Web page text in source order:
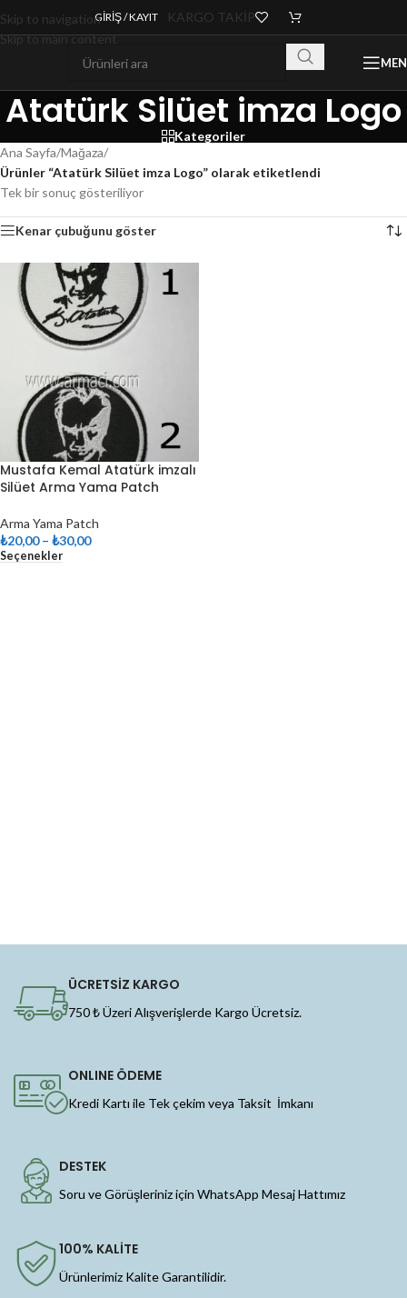
Skip to navigation
Skip to main content
GIRIŞ / KAYIT KARGO TAKİP
Atatürk Silüet imza Logo
Kategoriler
Ana Sayfa/Mağaza/
Ürünler “Atatürk Silüet imza Logo” olarak etiketlendi
Tek bir sonuç gösteriliyor
Kenar çubuğunu göster
Mustafa Kemal Atatürk imzalı
Silüet Arma Yama Patch
Arma Yama Patch
₺20,00 – ₺30,00
Seçenekler
ÜCRETSİZ KARGO
750 ₺ Üzeri Alışverişlerde Kargo Ücretsiz.
ONLINE ÖDEME
Kredi Kartı ile Tek çekim veya Taksit İmkanı
DESTEK
Soru ve Görüşleriniz için WhatsApp Mesaj Hattımız
100% KALİTE
Ürünlerimiz Kalite Garantilidir.